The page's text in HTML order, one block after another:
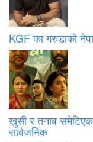
KGF का गरुडाको
खुसी र तनाव समेटिएका
सार्वजनिक